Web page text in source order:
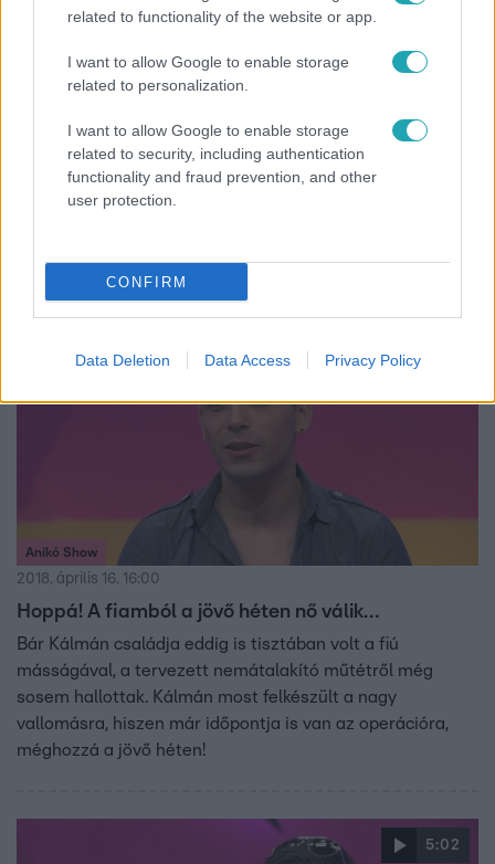
related to functionality of the website or app.
I want to allow Google to enable storage
related to personalization.
I want to allow Google to enable storage
related to security, including authentication
functionality and fraud prevention, and other
user protection.
CONFIRM
Data Deletion Data Access Privacy Policy
héten át operáltak Malawiban
Öt magyar orvos, akik 200 kiló adománnyal indultak el
Malawiba, a világ egyik legszegényebb országába, ahol
Anikó Show
2018. április 16. 16:00
Hoppá! A fiamból a jövő héten nő válik…
Bár Kálmán családja eddig is tisztában volt a fiú
másságával, a tervezett nemátalakító műtétről még
sosem hallottak. Kálmán most felkészült a nagy
vallomásra, hiszen már időpontja is van az operációra,
méghozzá a jövő héten!
5:02